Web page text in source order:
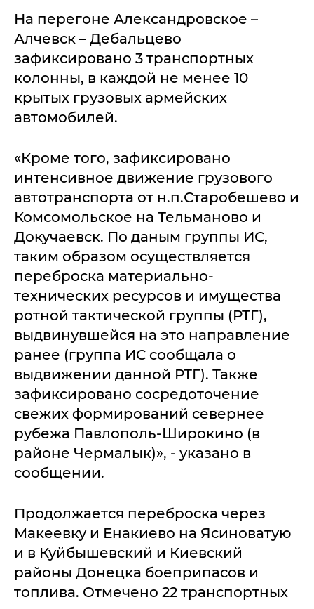
На перегоне Александровское –
Алчевск – Дебальцево
зафиксировано 3 транспортных
колонны, в каждой не менее 10
крытых грузовых армейских
автомобилей.
«Кроме того, зафиксировано
интенсивное движение грузового
автотранспорта от н.п.Старобешево и
Комсомольское на Тельманово и
Докучаевск. По даным группы ИС,
таким образом осуществляется
переброска материально-
технических ресурсов и имущества
ротной тактической группы (РТГ),
выдвинувшейся на это направление
ранее (группа ИС сообщала о
выдвижении данной РТГ). Также
зафиксировано сосредоточение
свежих формирований севернее
рубежа Павлополь-Широкино (в
районе Чермалык)», - указано в
сообщении.
Продолжается переброска через
Макеевку и Енакиево на Ясиноватую
и в Куйбышевский и Киевский
районы Донецка боеприпасов и
топлива. Отмечено 22 транспортных